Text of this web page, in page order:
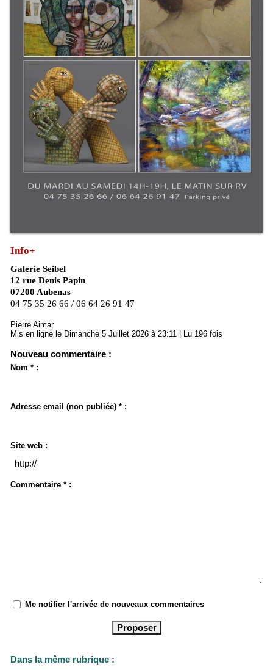
Info+
Galerie Seibel
12 rue Denis Papin
07200 Aubenas
04 75 35 26 66 / 06 64 26 91 47
Pierre Aimar
Mis en ligne le Dimanche 5 Juillet 2026 à 23:11 | Lu 196 fois
Nouveau commentaire :
Nom * :
Adresse email (non publiée) * :
Site web :
Commentaire * :
Me notifier l'arrivée de nouveaux commentaires
Dans la même rubrique :